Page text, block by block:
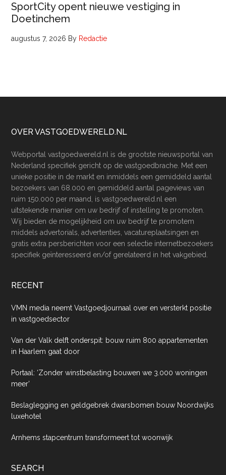
SportCity opent nieuwe vestiging in
Doetinchem
augustus 7, 2026 By Redactie
Footer
OVER VASTGOEDWERELD.NL
Webportal vastgoedwereld.nl is de grootste nieuwsportal van
Nederland specifiek gericht op de vastgoedbrache. Met een
unieke positie in de markt en inmiddels een gemiddeld aantal
bezoekers van 68.000 en gemiddeld aantal pageviews van
ruim 150.000 per maand, is vastgoedwereld.nl een
uitstekende manier om uw bedrijf of instelling te promoten.
Wij bieden de mogelijkheid om uw bedrijf te promotem
middels advertorials, advertenties, vacatureplaatsingen en
gratis extra persberichten voor een selectie internetbezoekers
specifiek geïnteresseerd en/of gerelateerd in het vakgebied.
RECENT
VMN media neemt Vastgoedjournaal over en versterkt positie
in vastgoedsector
Van der Valk delft onderspit: bouw ruim 800 appartementen
in Haarlem gaat door
Portaal: ‘Zonder winstbelasting bouwen we 3.000 woningen
meer’
Beslaglegging en geldgebrek dwarsbomen bouw Noordwijks
luxehotel
Arnhems stapcentrum transformeert tot woonwijk
SEARCH